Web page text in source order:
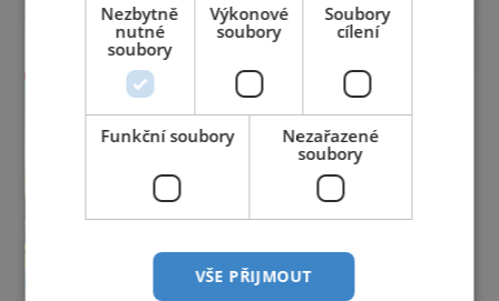
Nezbytně
nutné
soubory
Výkonové
soubory
Soubory
cílení
Funkční soubory
Nezařazené
soubory
VŠE PŘIJMOUT